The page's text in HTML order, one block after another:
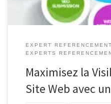
EXPERT REFERENCEMENT
EXPERTS
Maximisez la
Site Web avec